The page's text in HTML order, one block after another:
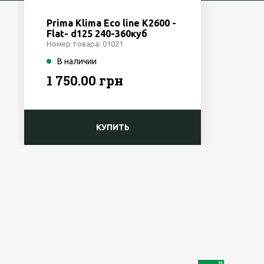
Prima Klima Eco line K2600 -
Flat- d125 240-360куб
Чехия
Номер товара: 01021
В наличии
1 750.00 грн
КУПИТЬ